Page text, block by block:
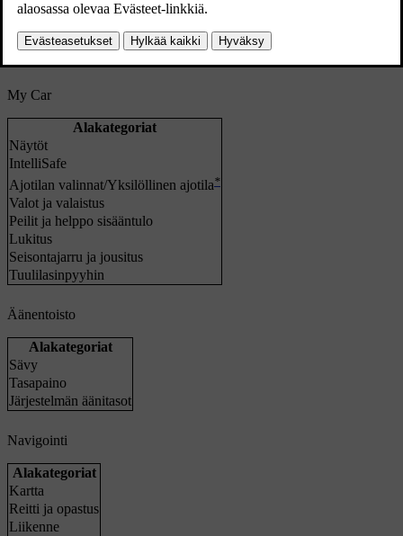
Tietyt asetukset ovat henkilökohtaisia, mikä tarkoittaa, että ne
globaaleja, mikä tarkoittaa, etteivät ne ole sidottuja
My Car
Alakategoriat
Näytöt
IntelliSafe
Ajotilan valinnat/Yksilöllinen ajotila*
Valot ja valaistus
Peilit ja helppo sisääntulo
Lukitus
Seisontajarru ja jousitus
Tuulilasinpyyhin
Äänentoisto
Alakategoriat
Sävy
Tasapaino
Järjestelmän äänitasot
Navigointi
Alakategoriat
Kartta
Reitti ja opastus
Liikenne